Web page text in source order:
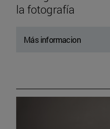
la fotografía
Más informacion